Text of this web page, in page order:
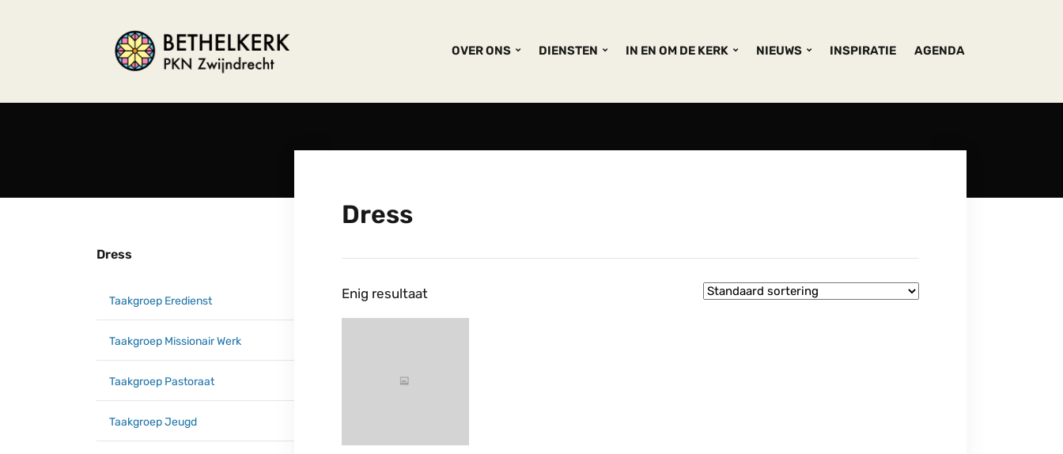
OVER ONS DIENSTEN IN EN OM DE KERK NIEUWS INSPIRATIE AGENDA
Dress
Enig resultaat
Dress
Taakgroep Eredienst
Taakgroep Missionair Werk
Taakgroep Pastoraat
Taakgroep Jeugd